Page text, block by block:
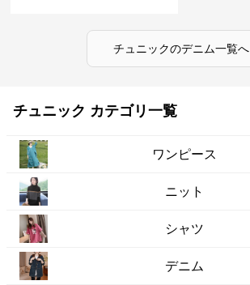
チュニックのデニム一覧へ
チュニック カテゴリ一覧
ワンピース
ニット
シャツ
デニム